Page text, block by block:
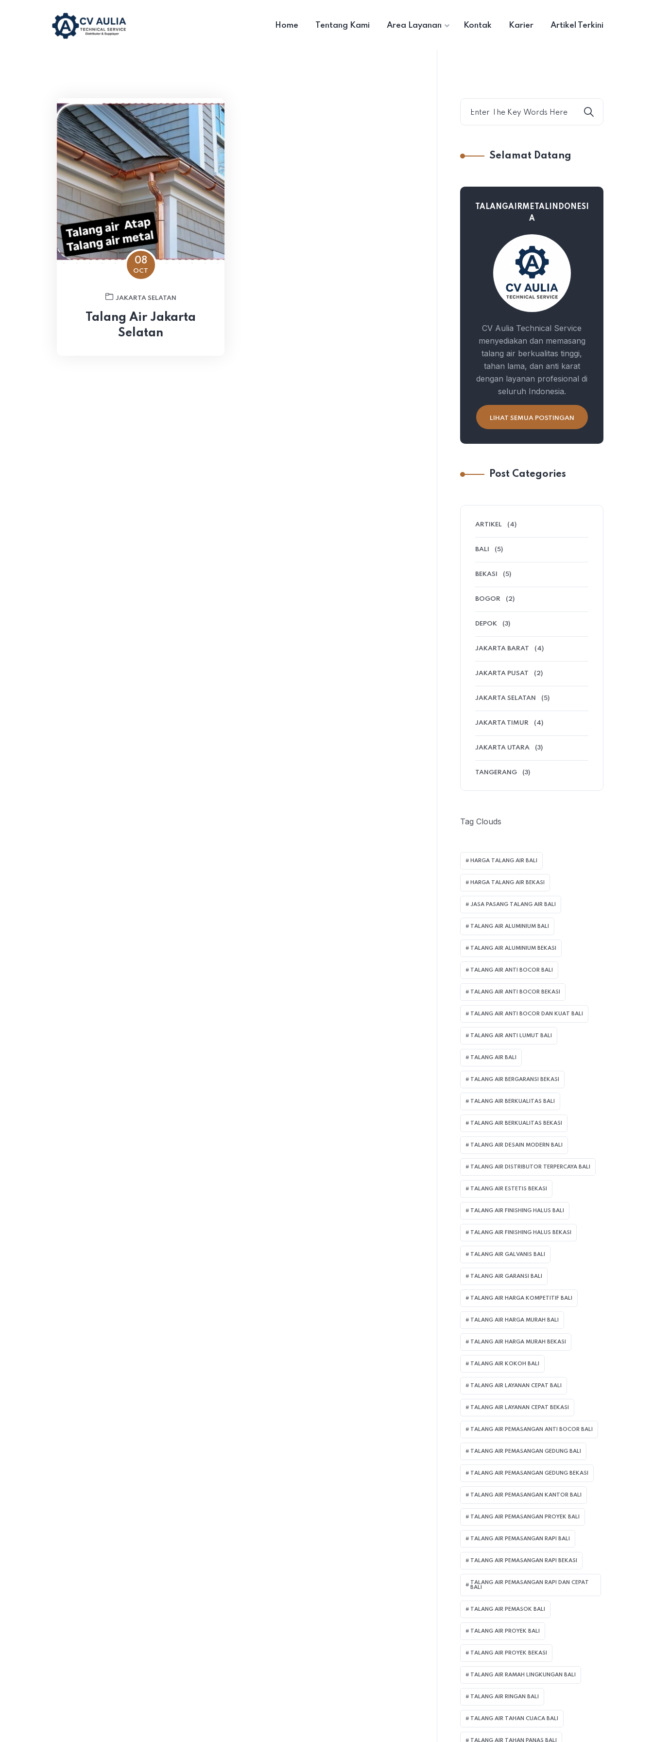
Home Tentang Kami Area Layanan Kontak Karier Artikel Terkini
08
OCT
JAKARTA SELATAN
Talang Air Jakarta
Selatan
Selamat Datang
TALANGAIRMETALINDONESI
A
CV Aulia Technical Service
menyediakan dan memasang
talang air berkualitas tinggi,
tahan lama, dan anti karat
dengan layanan profesional di
seluruh Indonesia.
LIHAT SEMUA POSTINGAN
Post Categories
ARTIKEL (4)
BALI (5)
BEKASI (5)
BOGOR (2)
DEPOK (3)
JAKARTA BARAT (4)
JAKARTA PUSAT (2)
JAKARTA SELATAN (5)
JAKARTA TIMUR (4)
JAKARTA UTARA (3)
TANGERANG (3)
Tag Clouds
HARGA TALANG AIR BALI
HARGA TALANG AIR BEKASI
JASA PASANG TALANG AIR BALI
TALANG AIR ALUMINIUM BALI
TALANG AIR ALUMINIUM BEKASI
TALANG AIR ANTI BOCOR BALI
TALANG AIR ANTI BOCOR BEKASI
TALANG AIR ANTI BOCOR DAN KUAT BALI
TALANG AIR ANTI LUMUT BALI
TALANG AIR BALI
TALANG AIR BERGARANSI BEKASI
TALANG AIR BERKUALITAS BALI
TALANG AIR BERKUALITAS BEKASI
TALANG AIR DESAIN MODERN BALI
TALANG AIR DISTRIBUTOR TERPERCAYA BALI
TALANG AIR ESTETIS BEKASI
TALANG AIR FINISHING HALUS BALI
TALANG AIR FINISHING HALUS BEKASI
TALANG AIR GALVANIS BALI
TALANG AIR GARANSI BALI
TALANG AIR HARGA KOMPETITIF BALI
TALANG AIR HARGA MURAH BALI
TALANG AIR HARGA MURAH BEKASI
TALANG AIR KOKOH BALI
TALANG AIR LAYANAN CEPAT BALI
TALANG AIR LAYANAN CEPAT BEKASI
TALANG AIR PEMASANGAN ANTI BOCOR BALI
TALANG AIR PEMASANGAN GEDUNG BALI
TALANG AIR PEMASANGAN GEDUNG BEKASI
TALANG AIR PEMASANGAN KANTOR BALI
TALANG AIR PEMASANGAN PROYEK BALI
TALANG AIR PEMASANGAN RAPI BALI
TALANG AIR PEMASANGAN RAPI BEKASI
TALANG AIR PEMASANGAN RAPI DAN CEPAT
BALI
TALANG AIR PEMASOK BALI
TALANG AIR PROYEK BALI
TALANG AIR PROYEK BEKASI
TALANG AIR RAMAH LINGKUNGAN BALI
TALANG AIR RINGAN BALI
TALANG AIR TAHAN CUACA BALI
TALANG AIR TAHAN PANAS BALI